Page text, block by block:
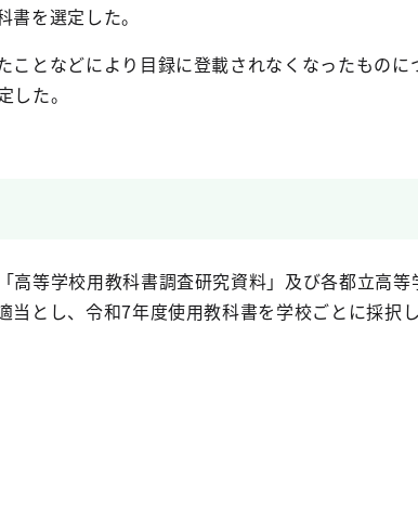
を選定した。
となどにより目録に登載されなくなったもの
た。
等学校用教科書調査研究資料」及び各都立高
とし、令和7年度使用教科書を学校ごとに採択し